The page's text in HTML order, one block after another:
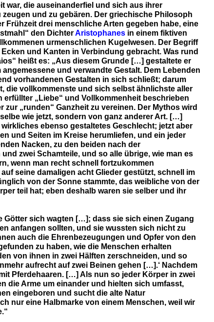
war, die auseinanderfiel und sich aus ihrer
und zu gebären. Der griechische Philosoph
Frühzeit drei menschliche Arten gegeben habe, eine
den DichterAristophanes in einem fiktiven
urmenschlichen Kugelwesen. Der Begriff
und Kanten in Verbindung gebracht. Was rund
heißt es: „Aus diesem Grunde […] gestaltete er
und verwandte Gestalt. Dem Lebenden
vorhandenen Gestalten in sich schließt; darum
die vollkommenste und sich selbst ähnlichste aller
„Liebe“ und Vollkommenheit beschrieben
„runden“ Ganzheit zu vereinen. Der Mythos wird
wie jetzt, sondern von ganz anderer Art. […]
ebenso gestaltetes Geschlecht; jetzt aber
und Seiten im Kreise herumliefen, und ein jeder
Nacken, zu den beiden nach der
zwei Schamteile, und so alle übrige, wie man es
wenn man recht schnell fortzukommen
seine damaligen acht Glieder gestützt, schnell im
von der Sonne stammte, das weibliche von der
teil hat; eben deshalb waren sie selber und ihr
Götter sich wagten […]; dass sie sich einen Zugang
anfangen sollten, und sie wussten sich nicht zu
auch die Ehrenbezeugungen und Opfer von den
zu haben, wie die Menschen erhalten
von ihnen in zwei Hälften zerschneiden, und so
aufrecht auf zwei Beinen gehen […].‘ Nachdem
Pferdehaaren. […] Als nun so jeder Körper in zwei
die Arme um einander und hielten sich umfasst,
eingeboren und sucht die alte Natur
nur eine Halbmarke von einem Menschen, weil wir